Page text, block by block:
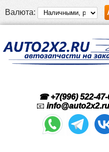
Валюта:
☎ +7(996) 522-47-
📧 info@auto2x2.ru